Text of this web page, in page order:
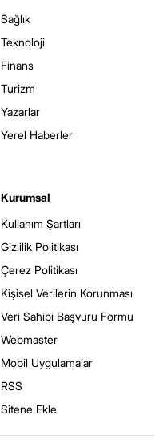
Sağlık
Teknoloji
Finans
Turizm
Yazarlar
Yerel Haberler
Kurumsal
Kullanım Şartları
Gizlilik Politikası
Çerez Politikası
Kişisel Verilerin Korunması
Veri Sahibi Başvuru Formu
Webmaster
Mobil Uygulamalar
RSS
Sitene Ekle